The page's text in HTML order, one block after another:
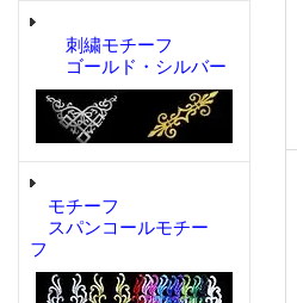
刺繍モチーフ
ゴールド・シルバー
モチーフ
スパンコールモチー
フ